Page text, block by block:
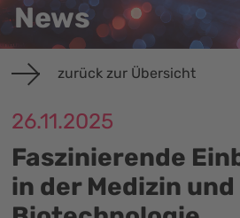
News
zurück zur Übersicht
26.11.2025
Faszinierende
in der Medizin und